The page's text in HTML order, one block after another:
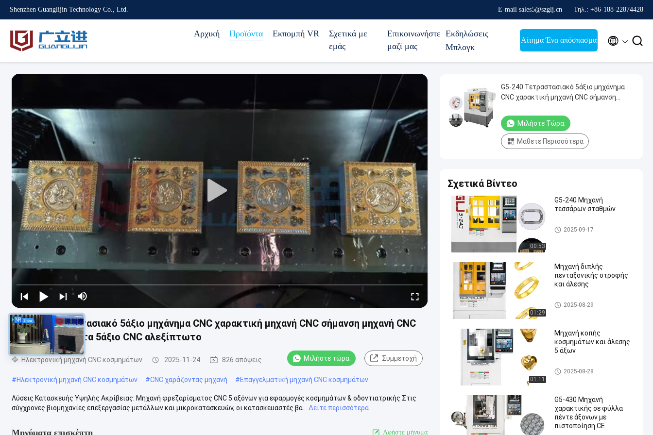
Shenzhen Guanglijin Technology Co., Ltd. E-mail sales5@szglj.cn Τηλ.: +86-188-22874428
Αρχική Προϊόντα Εκπομπή VR
Σχετικά με
εμάς
Επικοινωνήστε
μαζί μας
Εκδηλώσεις
Μπλογκ
Αίτημα Ένα απόσπασμα  
G5-240 Τετραστασιακό 5άξιο μηχάνημα CNC χαρακτική μηχανή CNC σήμανση μηχανή CNC
χρυσό κοσμήματα 5άξιο CNC αλεξίπτωτο
Ηλεκτρονική μηχανή CNC κοσμημάτων 2025-11-24 826 απόψεις Μιλήστε τώρα. Συμμετοχή
#Ηλεκτρονική μηχανή CNC κοσμημάτων #CNC χαράζοντας μηχανή #Επαγγελματική μηχανή CNC κοσμημάτων
Λύσεις Κατασκευής Υψηλής Ακρίβειας: Μηχανή φρεζαρίσματος CNC 5 αξόνων για εφαρμογές κοσμημάτων & οδοντιατρικής Στις
σύγχρονες βιομηχανίες επεξεργασίας μετάλλων και μικροκατασκευών, οι κατασκευαστές βα...
Δείτε περισσότερα
Μηνύματα επισκέπτη Αφήστε μήνυμα
G5-240 Τετραστασιακό 5άξιο μηχάνημα
CNC χαρακτική μηχανή CNC σήμανση
αλεξίπτωτο
Μιλήστε Τώρα.
Μάθετε Περισσότερα
Σχετικά Βίντεο
00:53
G5-240 Μηχανή
τεσσάρων σταθμών
Five Axis Industrial CNC Machi
ne
2025-09-17
01:29
Μηχανή διπλής
πενταξονικής στροφής
και άλεσης
Five Axis Jewelry Carving Mac
hine
2025-08-29
01:11
Μηχανή κοπής
κοσμημάτων και άλεσης
5 άξων
Five Axis Jewelry Carving Mac
hine
2025-08-28
G5-430 Μηχανή
χαρακτικής σε φύλλα
πέντε άξονων με
πιστοποίηση CE